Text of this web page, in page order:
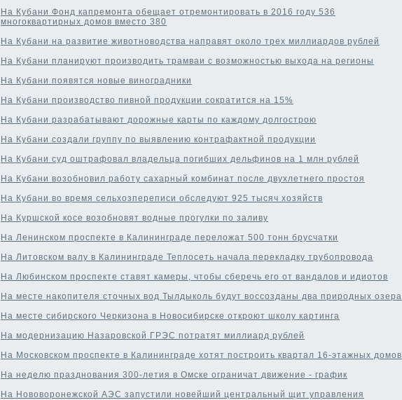
На Кубани Фонд капремонта обещает отремонтировать в 2016 году 536
многоквартирных домов вместо 380
На Кубани на развитие животноводства направят около трех миллиардов рублей
На Кубани планируют производить трамваи с возможностью выхода на регионы
На Кубани появятся новые виноградники
На Кубани производство пивной продукции сократится на 15%
На Кубани разрабатывают дорожные карты по каждому долгострою
На Кубани создали группу по выявлению контрафактной продукции
На Кубани суд оштрафовал владельца погибших дельфинов на 1 млн рублей
На Кубани возобновил работу сахарный комбинат после двухлетнего простоя
На Кубани во время сельхозпереписи обследуют 925 тысяч хозяйств
На Куршской косе возобновят водные прогулки по заливу
На Ленинском проспекте в Калининграде переложат 500 тонн брусчатки
На Литовском валу в Калининграде Теплосеть начала перекладку трубопровода
На Любинском проспекте ставят камеры, чтобы сберечь его от вандалов и идиотов
На месте накопителя сточных вод Тылдыколь будут воссозданы два природных озера
На месте сибирского Черкизона в Новосибирске откроют школу картинга
На модернизацию Назаровской ГРЭС потратят миллиард рублей
На Московском проспекте в Калининграде хотят построить квартал 16-этажных домов
На неделю празднования 300-летия в Омске ограничат движение - график
На Нововоронежской АЭС запустили новейший центральный щит управления